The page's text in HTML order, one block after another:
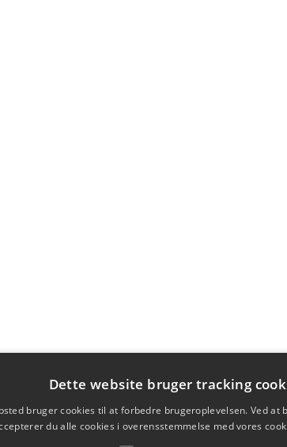
Dette website bruger tracking
bruger cookies til at forbedre brugeroplevelsen. Ved at
du alle cookies i overensstemmelse med vores